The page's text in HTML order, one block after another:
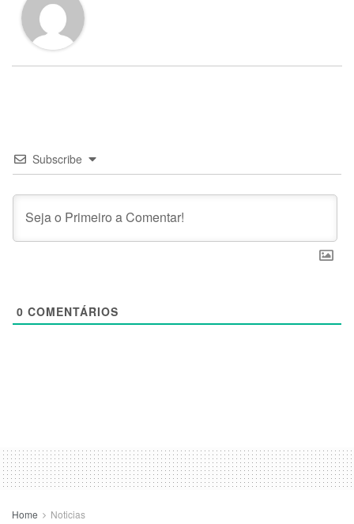
Subscribe
0 COMENTÁRIOS
Home Noticias